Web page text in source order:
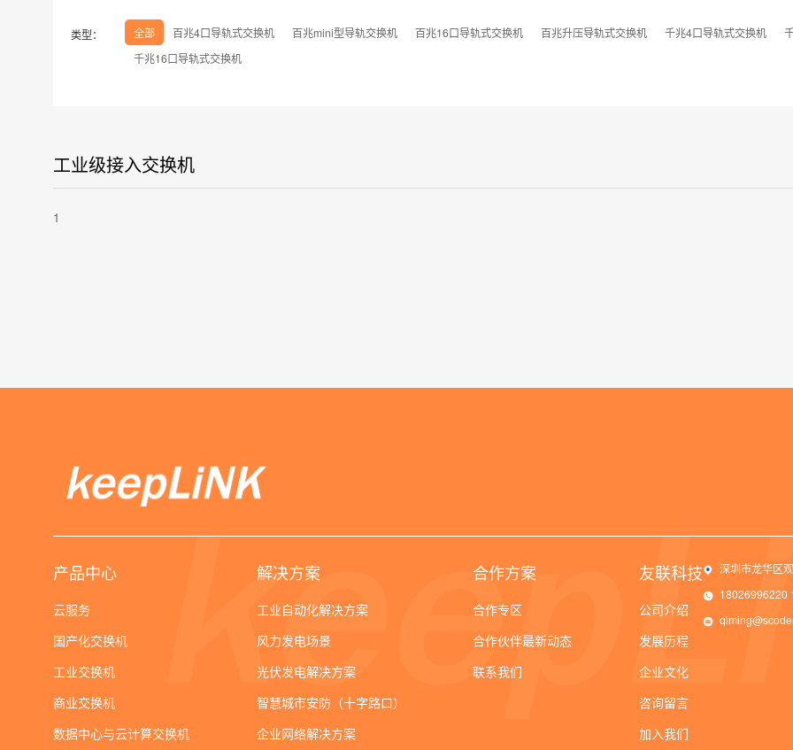
类型： 全部 百兆4口导轨式交换机 百兆mini型导轨交换机 百兆16口导轨式交换机 百兆升压导轨式交换机 千兆4口导轨式交换机
千兆16口导轨式交换机
工业级接入交换机
1
产品中心
云服务
国产化交换机
工业交换机
商业交换机
数据中心与云计算交换机
解决方案
工业自动化解决方案
风力发电场景
光伏发电解决方案
智慧城市安防（十字路口）
企业网络解决方案
合作方案
合作专区
合作伙伴最新动态
联系我们
友联科技
公司介绍
发展历程
企业文化
咨询留言
加入我们
深圳市龙华区
18026996220